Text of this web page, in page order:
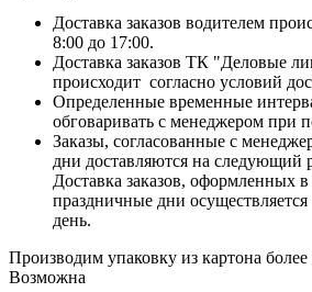
Доставка заказов водителем
8:00 до 17:00.
Доставка заказов ТК "Деловые
происходит согласно условий
Определенные временные
обговаривать с менеджером при
Заказы, согласованные с
дни доставляются на следующий
Доставка заказов, оформленных
праздничные дни
день.
Производим упаковку из картона более
Возможна